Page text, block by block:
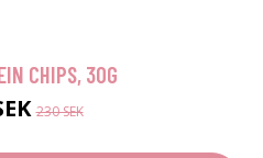
CHIPS, 30G
230 SEK